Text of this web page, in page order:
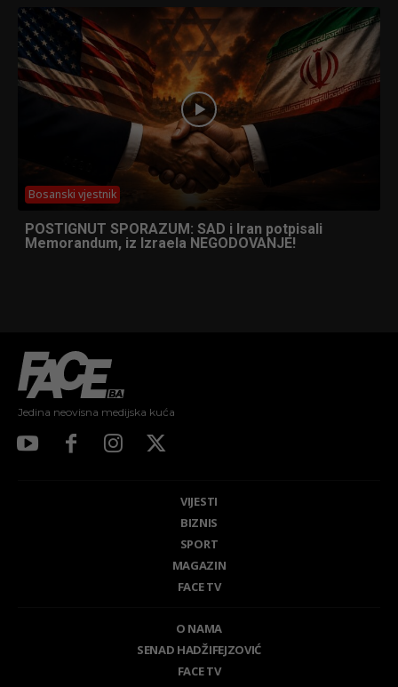
Bosanski vjestnik
POSTIGNUT SPORAZUM: SAD i Iran potpisali
Memorandum, iz Izraela NEGODOVANJE!
Jedina neovisna medijska kuća
VIJESTI
BIZNIS
SPORT
MAGAZIN
FACE TV
O NAMA
SENAD HADŽIFEJZOVIĆ
FACE TV